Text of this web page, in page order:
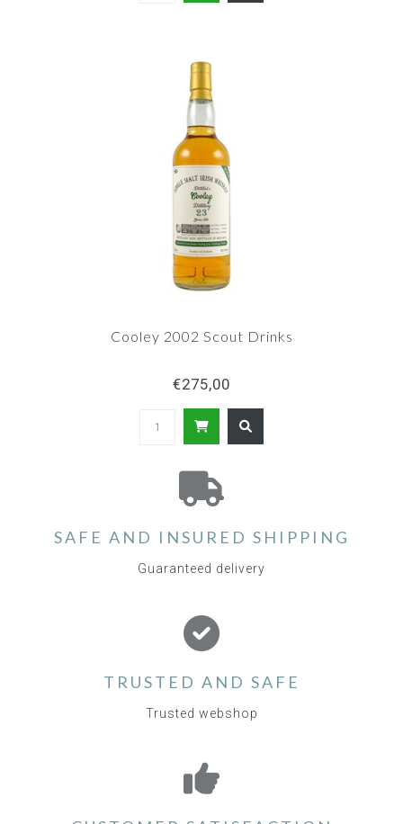
Cooley 2002 Scout Drinks
€275,00
SAFE AND INSURED SHIPPING
Guaranteed delivery
TRUSTED AND SAFE
Trusted webshop